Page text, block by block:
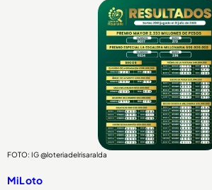
FOTO: IG @loteriadelrisaralda
MiLoto